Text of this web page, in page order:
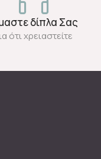
δίπλα Σας
ότι χρειαστείτε